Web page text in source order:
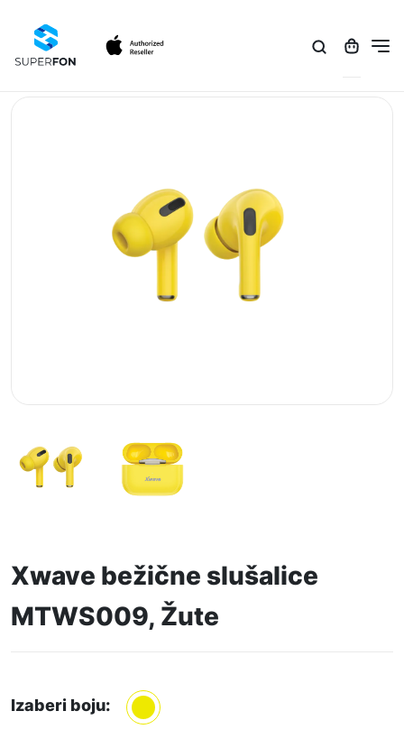
Xwave bežične slušalice
MTWS009, Žute
Izaberi boju: